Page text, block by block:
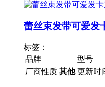
蕾丝束发带可爱发
标签：
品牌
型号
厂商性质 其他 更新时